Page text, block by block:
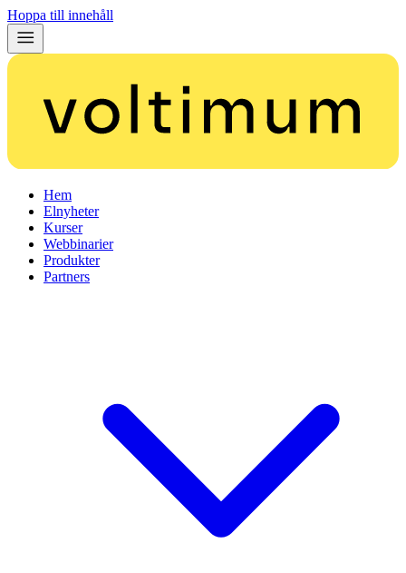
Hoppa till innehåll
Hem
Elnyheter
Kurser
Webbinarier
Produkter
Partners